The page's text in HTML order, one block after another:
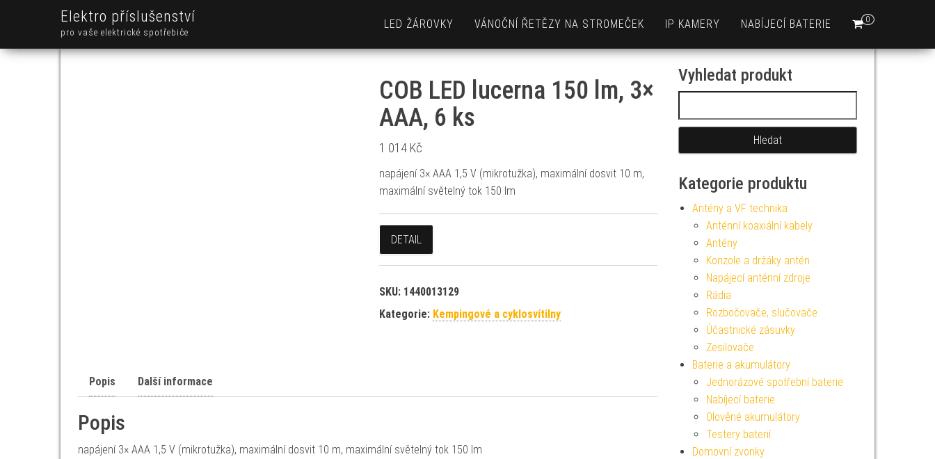
Elektro příslušenství
pro vaše elektrické spotřebiče
0
LED ŽÁROVKY VÁNOČNÍ ŘETĚZY NA STROMEČEK IP KAMERY NABÍJECÍ BATERIE
COB LED lucerna 150 lm, 3×
AAA, 6 ks
1 014 Kč
napájení 3× AAA 1,5 V (mikrotužka), maximální dosvit 10 m,
maximální světelný tok 150 lm
DETAIL
SKU: 1440013129
Kategorie: Kempingové a cyklosvítilny
Popis Další informace
Popis
napájení 3× AAA 1,5 V (mikrotužka), maximální dosvit 10 m, maximální světelný tok 150 lm
Vyhledat produkt
Kategorie produktu
Antény a VF technika
Anténní koaxiální kabely
Antény
Konzole a držáky antén
Napájecí anténní zdroje
Rádia
Rozbočovače, slučovače
Účastnické zásuvky
Zesilovače
Baterie a akumulátory
Jednorázové spotřební baterie
Nabíjecí baterie
Olověné akumulátory
Testery baterií
Domovní zvonky